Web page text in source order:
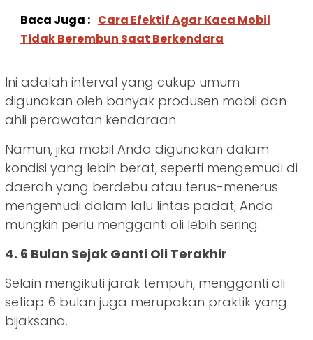
Baca Juga : Cara Efektif Agar Kaca Mobil
Tidak Berembun Saat Berkendara
Ini adalah interval yang cukup umum
digunakan oleh banyak produsen mobil dan
ahli perawatan kendaraan.
Namun, jika mobil Anda digunakan dalam
kondisi yang lebih berat, seperti mengemudi di
daerah yang berdebu atau terus-menerus
mengemudi dalam lalu lintas padat, Anda
mungkin perlu mengganti oli lebih sering.
4. 6 Bulan Sejak Ganti Oli Terakhir
Selain mengikuti jarak tempuh, mengganti oli
setiap 6 bulan juga merupakan praktik yang
bijaksana.